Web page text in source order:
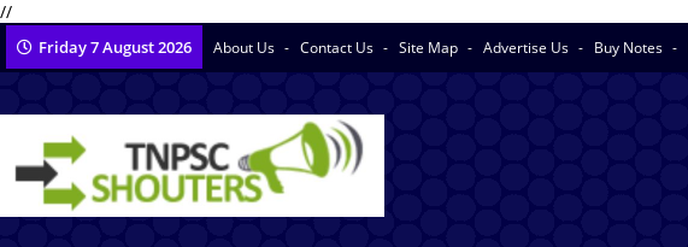
//
Friday 7 August 2026 About Us Contact Us Site Map Advertise Us Buy Notes